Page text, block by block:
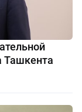
Ташкента